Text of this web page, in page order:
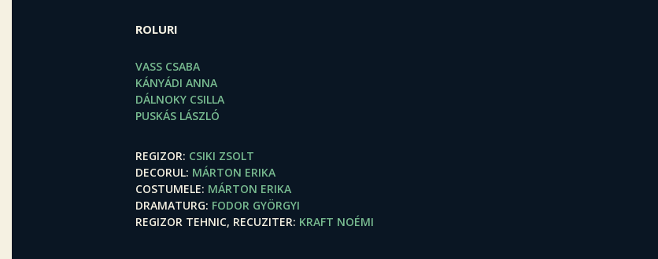
ROLURI
VASS CSABA
KÁNYÁDI ANNA
DÁLNOKY CSILLA
PUSKÁS LÁSZLÓ
REGIZOR CSIKI ZSOLT
DECORUL MÁRTON ERIKA
COSTUMELE MÁRTON ERIKA
DRAMATURG FODOR GYÖRGYI
REGIZOR TEHNIC, RECUZITER KRAFT NOÉMI